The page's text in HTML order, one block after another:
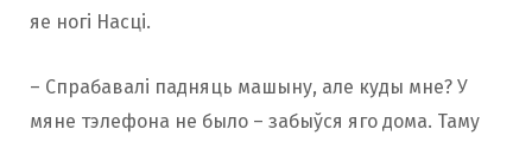
яе ногі Насці.
– Спрабавалі падняць машыну, але куды мне? У
мяне тэлефона не было – забыўся яго дома. Таму